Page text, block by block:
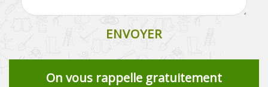
On vous rappelle gratuitement